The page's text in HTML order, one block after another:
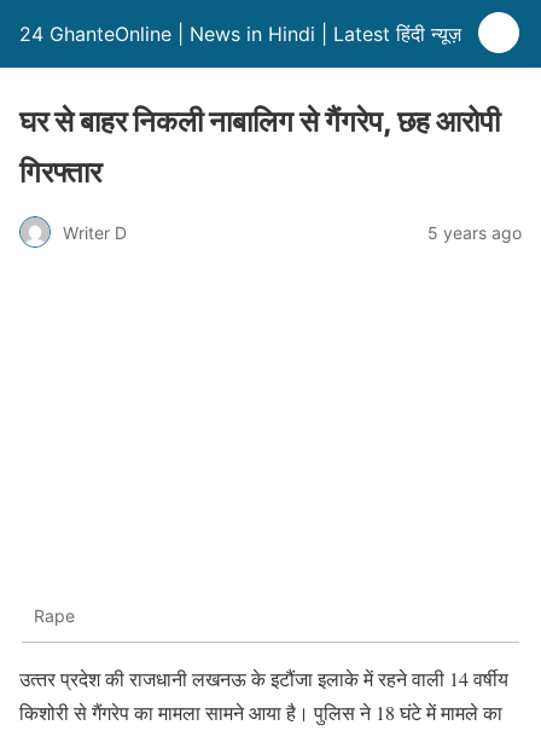
24 GhanteOnline | News in Hindi | Latest हिंदी न्यूज़
घर से बाहर निकली नाबालिग से गैंगरेप, छह आरोपी
गिरफ्तार
Writer D 5 years ago
Rape
उत्‍तर प्रदेश की राजधानी लखनऊ के इटौंजा इलाके में रहने वाली 14 वर्षीय
किशोरी से गैंगरेप का मामला सामने आया है। पुलिस ने 18 घंटे में मामले का